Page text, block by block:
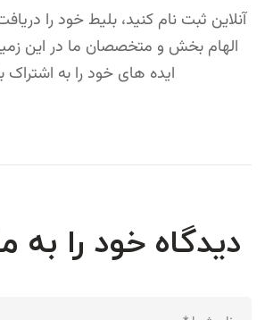
آنلاین ثبت نام کنید، بلیط خود را
الهام بخش و متخصصان ما در این
ایده های خود را به اشتراک
دیدگاه خود را به